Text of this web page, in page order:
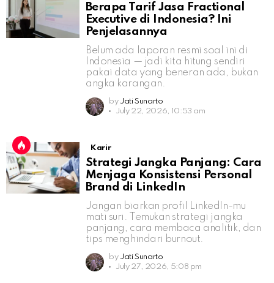
Berapa Tarif Jasa Fractional
Executive di Indonesia? Ini
Penjelasannya
Belum ada laporan resmi soal ini di
Indonesia — jadi kita hitung sendiri
pakai data yang beneran ada, bukan
angka karangan.
by Jati Sunarto
July 22, 2026, 10:53 am
Karir
Strategi Jangka Panjang: Cara
Menjaga Konsistensi Personal
Brand di LinkedIn
Jangan biarkan profil LinkedIn-mu
mati suri. Temukan strategi jangka
panjang, cara membaca analitik, dan
tips menghindari burnout.
by Jati Sunarto
July 27, 2026, 5:08 pm